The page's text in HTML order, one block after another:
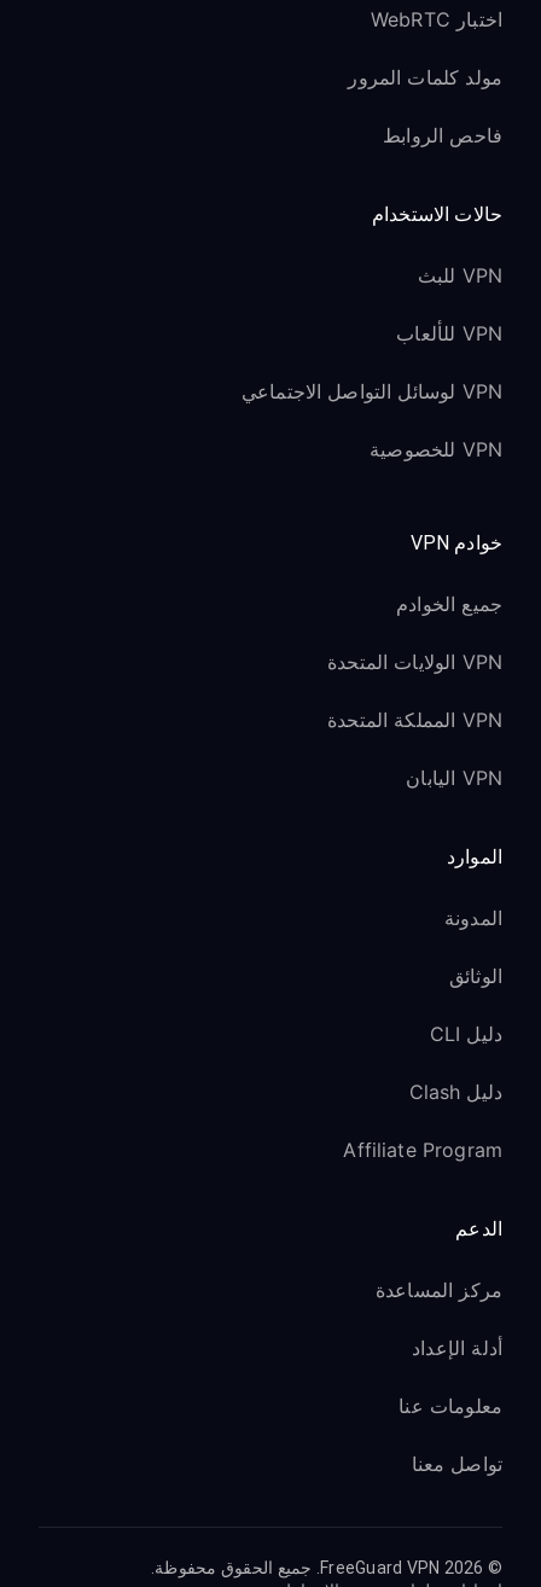
اختبار WebRTC
مولد كلمات المرور
فاحص الروابط
حالات الاستخدام
VPN للبث
VPN للألعاب
VPN لوسائل التواصل الاجتماعي
VPN للخصوصية
خوادم VPN
جميع الخوادم
VPN الولايات المتحدة
VPN المملكة المتحدة
VPN اليابان
الموارد
المدونة
الوثائق
دليل CLI
دليل Clash
Affiliate Program
الدعم
مركز المساعدة
أدلة الإعداد
معلومات عنا
تواصل معنا
© 2026 FreeGuard VPN. جميع الحقوق محفوظة.